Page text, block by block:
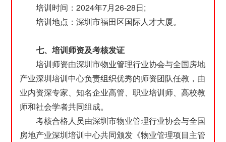
培训时间：2024年7月26-28日;
培训地点：深圳市福田区国际人才大厦。
七、培训师资及考核发证
培训师资由深圳市物业管理行业协会与全国房地
产业深圳培训中心负责组织优秀的师资团队任教，由
业内资深专家、知名企业高管、职业培训师、高校教
师和社会学者共同组成。
考核合格人员由深圳市物业管理行业协会与全国
房地产业深圳培训中心共同颁发《物业管理项目主管